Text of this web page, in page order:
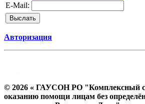
E-Mail:
Авторизация
© 2026 « ГАУСОН РО "Комплексный
оказанию помощи лицам без